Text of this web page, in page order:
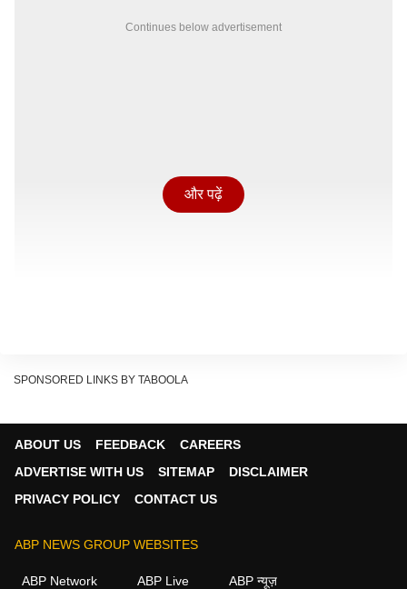
Continues below advertisement
नाराज़गी जताते हुए, बीसीसीआई को दोषी ठहराया. सुनिल गावस्कर
और पढ़ें
SPONSORED LINKS BY TABOOLA
ABOUT US FEEDBACK
CAREERS
ADVERTISE WITH US
SITEMAP
DISCLAIMER
PRIVACY POLICY
CONTACT US
ABP NEWS GROUP WEBSITES
ABP Network ABP Live ABP न्यूज़